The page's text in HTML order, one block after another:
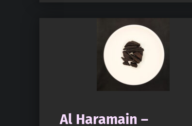
Al Haramain –